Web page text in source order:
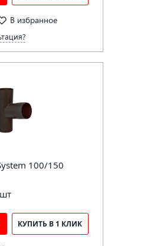
В избранное
100/150
шт
КУПИТЬ В 1 КЛИК